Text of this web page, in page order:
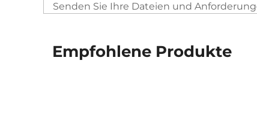
Senden Sie Ihre Dateien und
Empfohlene Produkte